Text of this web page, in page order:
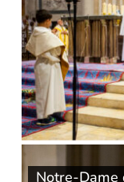
Notre-Dame